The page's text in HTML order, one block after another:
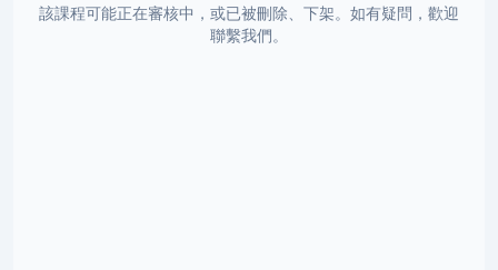
該課程可能正在審核中，或已被刪除、下架。如有疑問，歡迎
聯繫我們。